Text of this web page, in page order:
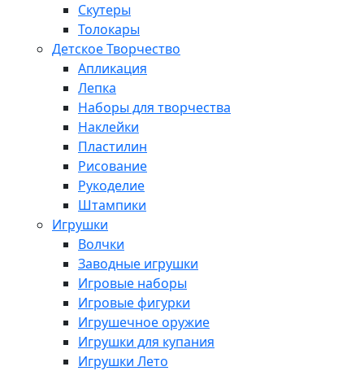
Скутеры
Толокары
Детское Творчество
Апликация
Лепка
Наборы для творчества
Наклейки
Пластилин
Рисование
Рукоделие
Штампики
Игрушки
Волчки
Заводные игрушки
Игровые наборы
Игровые фигурки
Игрушечное оружие
Игрушки для купания
Игрушки Лето